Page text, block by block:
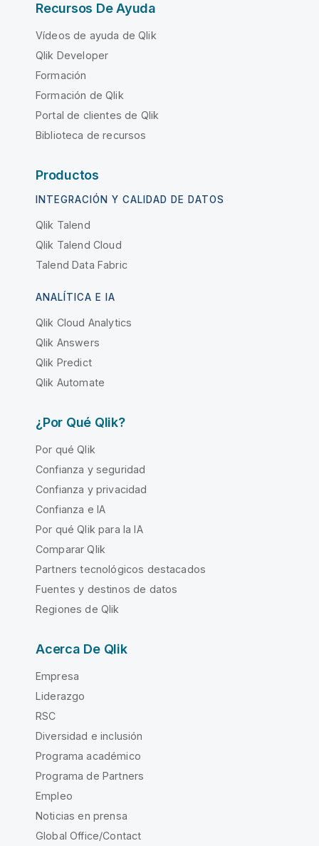
Recursos De Ayuda
Vídeos de ayuda de Qlik
Qlik Developer
Formación
Formación de Qlik
Portal de clientes de Qlik
Biblioteca de recursos
Productos
INTEGRACIÓN Y CALIDAD DE DATOS
Qlik Talend
Qlik Talend Cloud
Talend Data Fabric
ANALÍTICA E IA
Qlik Cloud Analytics
Qlik Answers
Qlik Predict
Qlik Automate
¿Por Qué Qlik?
Por qué Qlik
Confianza y seguridad
Confianza y privacidad
Confianza e IA
Por qué Qlik para la IA
Comparar Qlik
Partners tecnológicos destacados
Fuentes y destinos de datos
Regiones de Qlik
Acerca De Qlik
Empresa
Liderazgo
RSC
Diversidad e inclusión
Programa académico
Programa de Partners
Empleo
Noticias en prensa
Global Office/Contact